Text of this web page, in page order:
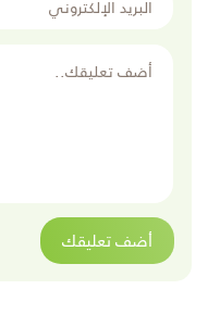
أضف تعليقك